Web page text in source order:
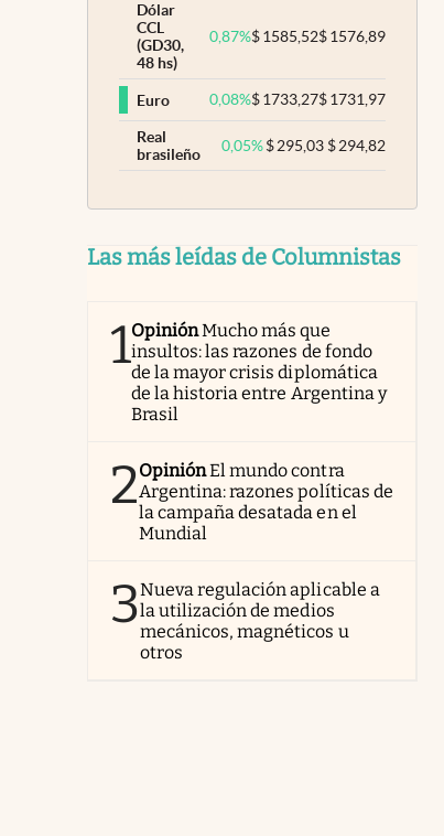
Dólar
CCL
(GD30,
48 hs)
0,87%$1585,52$1576,89
Euro 0,08%$1733,27$1731,97
Real
brasileño
0,05% $295,03 $294,82
Las más leídas de Columnistas
1OpiniónMucho más que
insultos: las razones de fondo
de la mayor crisis diplomática
de la historia entre Argentina y
Brasil
2OpiniónEl mundo contra
Argentina: razones políticas de
la campaña desatada en el
Mundial
3Nueva regulación aplicable a
la utilización de medios
mecánicos, magnéticos u
otros